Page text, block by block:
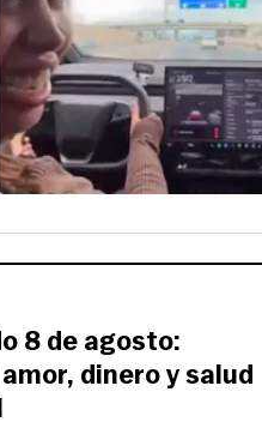
8 de agosto:
dinero y salud